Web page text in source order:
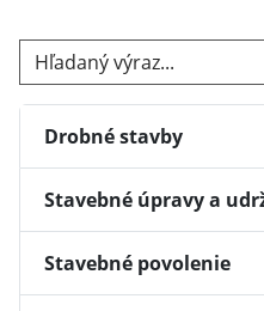
Hľadaný výraz...
Drobné stavby
Stavebné úpravy a
Stavebné povolenie